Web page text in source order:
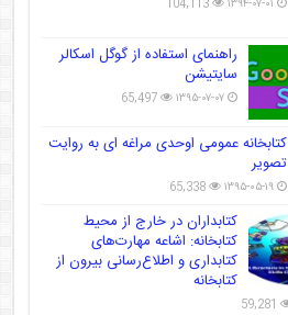
راهنمای استفاده از گوگل اسکالر
سایتیشن
۱۳۹۵-۰۷-۰۷ 65,497
کتابخانه عمومی اوحدی مراغه ای به روایت
تصویر
۱۳۹۵-۰۵-۱۹ 65,338
کتابداران در خارج از محیط
کتابخانه: اشاعه مهارت‌های
کتابداری و اطلاع‌رسانی بیرون از
کتابخانه
59,281